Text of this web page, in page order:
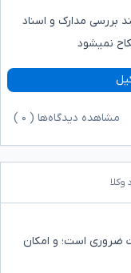
بررسی مدارک و اسناد
نمیشود
مشاهده دیدگاه‌ها ( ۰
وکلا
ضروری است؛ و امکان